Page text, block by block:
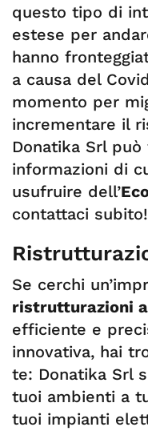
questo tipo di
estese per
hanno
a causa del
momento per
incrementare il
Donatika Srl
informazioni di
usufruire dell’
contattaci subito!
Se cerchi
ristrutturazioni
efficiente e
innovativa, hai
te: Donatika Srl
tuoi ambienti a
tuoi impianti